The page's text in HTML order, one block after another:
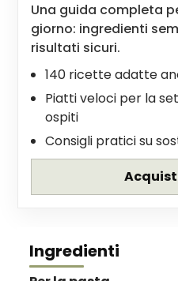
Una guida completa
giorno: ingredienti
risultati sicuri.
140 ricette adatte
Piatti veloci per la
ospiti
Consigli pratici su
Ingredienti